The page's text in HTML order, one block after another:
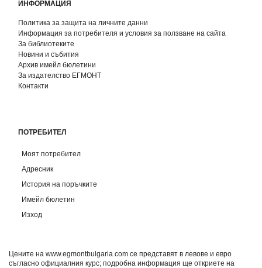
ИНФОРМАЦИЯ
Политика за защита на личните данни
Информация за потребителя и условия за ползване на сайта
За библиотеките
Новини и събития
Архив имейл бюлетини
За издателство ЕГМОНТ
Контакти
ПОТРЕБИТЕЛ
Моят потребител
Адресник
История на поръчките
Имейл бюлетин
Изход
Цените на www.egmontbulgaria.com се представят в левове и евро
съгласно официалния курс; подробна информация ще откриете на